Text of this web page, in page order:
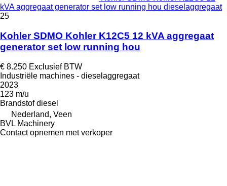
kVA aggregaat generator set low running hou dieselaggregaat
25
Kohler SDMO Kohler K12C5 12 kVA aggregaat
generator set low running hou
€ 8.250 Exclusief BTW
Industriële machines - dieselaggregaat
2023
123 m/u
Brandstof diesel
Nederland, Veen
BVL Machinery
Contact opnemen met verkoper